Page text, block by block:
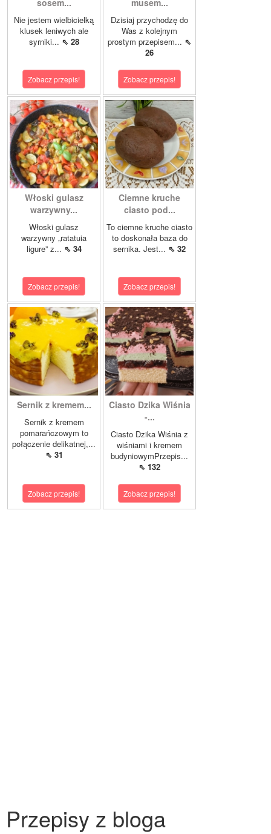
Nie jestem wielbicielką
klusek leniwych ale
syrniki... ⇖ 28
Zobacz przepis!
Dzisiaj przychodzę do
Was z kolejnym
prostym przepisem... ⇖
26
Zobacz przepis!
Włoski gulasz
warzywny...
Włoski gulasz
warzywny „ratatuia
ligure” z... ⇖ 34
Zobacz przepis!
Ciemne kruche
ciasto pod...
To ciemne kruche ciasto
to doskonała baza do
sernika. Jest... ⇖ 32
Zobacz przepis!
Sernik z kremem...
Sernik z kremem
pomarańczowym to
połączenie delikatnej,...
⇖ 31
Zobacz przepis!
Ciasto Dzika Wiśnia
-...
Ciasto Dzika Wiśnia z
wiśniami i kremem
budyniowymPrzepis...
⇖ 132
Zobacz przepis!
Przepisy z bloga